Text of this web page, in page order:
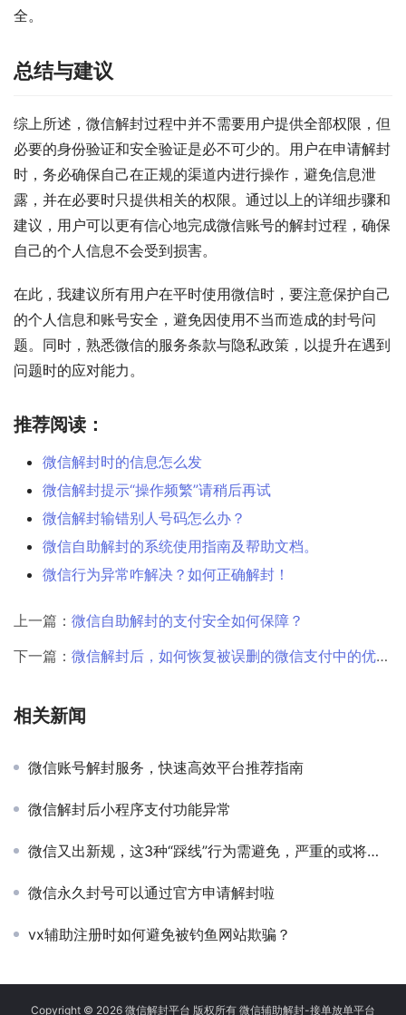
全。
总结与建议
综上所述，微信解封过程中并不需要用户提供全部权限，但
必要的身份验证和安全验证是必不可少的。用户在申请解封
时，务必确保自己在正规的渠道内进行操作，避免信息泄
露，并在必要时只提供相关的权限。通过以上的详细步骤和
建议，用户可以更有信心地完成微信账号的解封过程，确保
自己的个人信息不会受到损害。
在此，我建议所有用户在平时使用微信时，要注意保护自己
的个人信息和账号安全，避免因使用不当而造成的封号问
题。同时，熟悉微信的服务条款与隐私政策，以提升在遇到
问题时的应对能力。
推荐阅读：
微信解封时的信息怎么发
微信解封提示“操作频繁”请稍后再试
微信解封输错别人号码怎么办？
微信自助解封的系统使用指南及帮助文档。
微信行为异常咋解决？如何正确解封！
上一篇： 微信自助解封的支付安全如何保障？
下一篇： 微信解封后，如何恢复被误删的微信支付中的优惠券使用记录？
相关新闻
微信账号解封服务，快速高效平台推荐指南
微信解封后小程序支付功能异常
微信又出新规，这3种“踩线”行为需避免，严重的或将被封号
微信永久封号可以通过官方申请解封啦
vx辅助注册时如何避免被钓鱼网站欺骗？
Copyright © 2026 微信解封平台 版权所有 微信辅助解封-接单放单平台